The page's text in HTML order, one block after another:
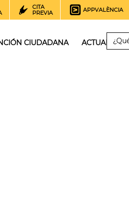
CITA
PREVIA
APPVALÈNCIA
CIUDADANA ACTUALIDAD